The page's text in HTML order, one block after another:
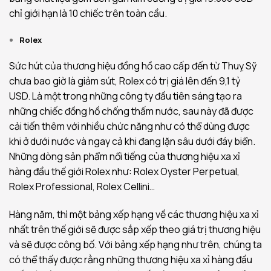
chỉ giới hạn là 10 chiếc trên toàn cầu.
Rolex
Sức hút của thương hiệu đồng hồ cao cấp đến từ Thuỵ Sỹ
chưa bao giờ là giảm sút, Rolex có trị giá lên đến 9,1 tỷ
USD. Là một trong những công ty đầu tiên sáng tạo ra
những chiếc đồng hồ chống thấm nước, sau này đã được
cải tiến thêm với nhiều chức năng như có thể dùng được
khi ở dưới nước và ngay cả khi đang lặn sâu dưới đáy biển.
Những dòng sản phẩm nổi tiếng của thương hiệu xa xỉ
hàng đầu thế giới Rolex như: Rolex Oyster Perpetual,
Rolex Professional, Rolex Cellini…
Hàng năm, thì một bảng xếp hạng về các thương hiệu xa xỉ
nhất trên thế giới sẽ được sắp xếp theo giá trị thương hiệu
và sẽ được công bố. Với bảng xếp hạng như trên, chúng ta
có thể thấy được rằng những thương hiệu xa xỉ hàng đầu